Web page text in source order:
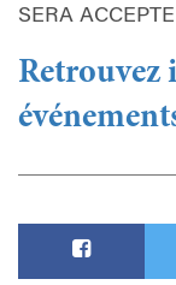
SERA ACCEPTE
Retrouvez